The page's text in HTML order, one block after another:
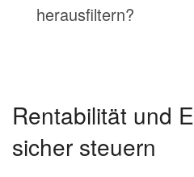
herausfiltern?
Rentabilität und
sicher steuern